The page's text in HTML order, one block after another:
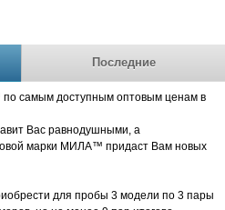
Последние
самым доступным оптовым ценам в
Вас равнодушными, а
марки МИЛА™ придаст Вам новых
для пробы 3 модели по 3 пары